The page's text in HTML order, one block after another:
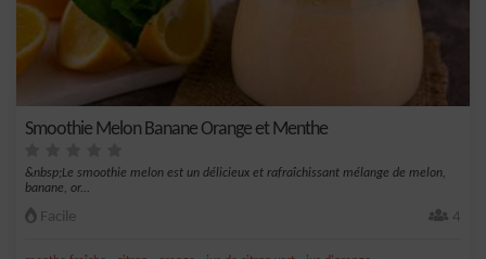
Smoothie Melon Banane Orange et Menthe
&nbsp;Le smoothie melon est un délicieux et rafraîchissant mélange de melon,
banane, or...
Facile 4